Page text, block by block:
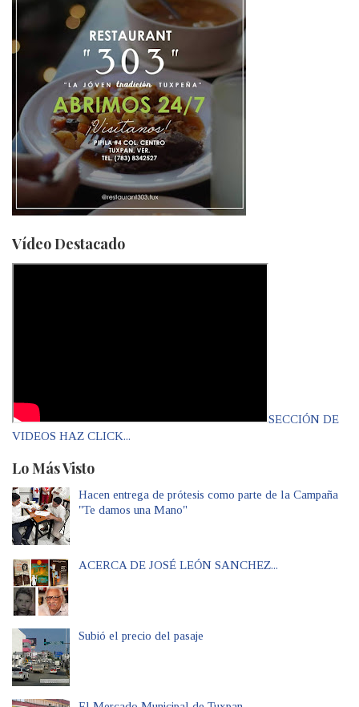
Vídeo Destacado
SECCIÓN DE
VIDEOS HAZ CLICK...
Lo Más Visto
Hacen entrega de prótesis como parte de la Campaña
"Te damos una Mano"
ACERCA DE JOSÉ LEÓN SANCHEZ...
Subió el precio del pasaje